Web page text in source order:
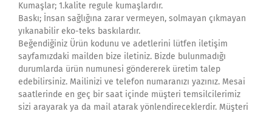
Kumaşlar; 1.kalite regule kumaşlardır.
Baskı; İnsan sağlığına zarar vermeyen, solmayan çıkmayan
yıkanabilir eko-teks baskılardır.
Beğendiğiniz Ürün kodunu ve adetlerini lütfen iletişim
sayfamızdaki mailden bize iletiniz. Bizde bulunmadığı
durumlarda ürün numunesi göndererek üretim talep
edebilirsiniz. Mailinizi ve telefon numaranızı yazınız. Mesai
saatlerinde en geç bir saat içinde müşteri temsilcilerimiz
sizi arayarak ya da mail atarak yönlendireceklerdir. Müşteri